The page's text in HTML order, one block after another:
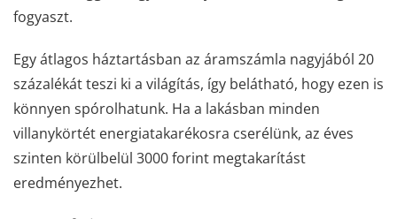
fogyaszt.
Egy átlagos háztartásban az áramszámla nagyjából 20
százalékát teszi ki a világítás, így belátható, hogy ezen is
könnyen spórolhatunk. Ha a lakásban minden
villanykörtét energiatakarékosra cserélünk, az éves
szinten körülbelül 3000 forint megtakarítást
eredményezhet.